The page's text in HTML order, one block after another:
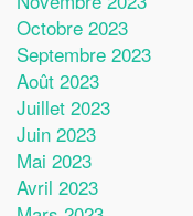
Octobre 2023
Septembre 2023
Août 2023
Juillet 2023
Juin 2023
Mai 2023
Avril 2023